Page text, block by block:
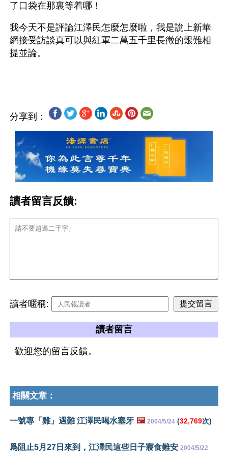
了口袋在那裏等着哪！
我今天不是評論江澤民怎麼怎麼啦，我是說上新華
網接受訪談真可以與紅軍二萬五千里長徵的艱難相
提並論。
分享到：
讀者留言反饋:
讀者暱稱:
讀者留言
歡迎您的留言反饋。
相關文章：
一號專「雞」遇難 江澤民喝水塞牙 🖼️ 2004/5/24 (32,769次)
爲阻止5月27日來到，江澤民這些日子寢食難安 2004/5/22